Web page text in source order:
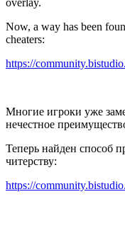
overlay.
Now, a way has been
cheaters:
https://
Многие игроки уже
нечестное
Теперь найден способ
читерству:
https://